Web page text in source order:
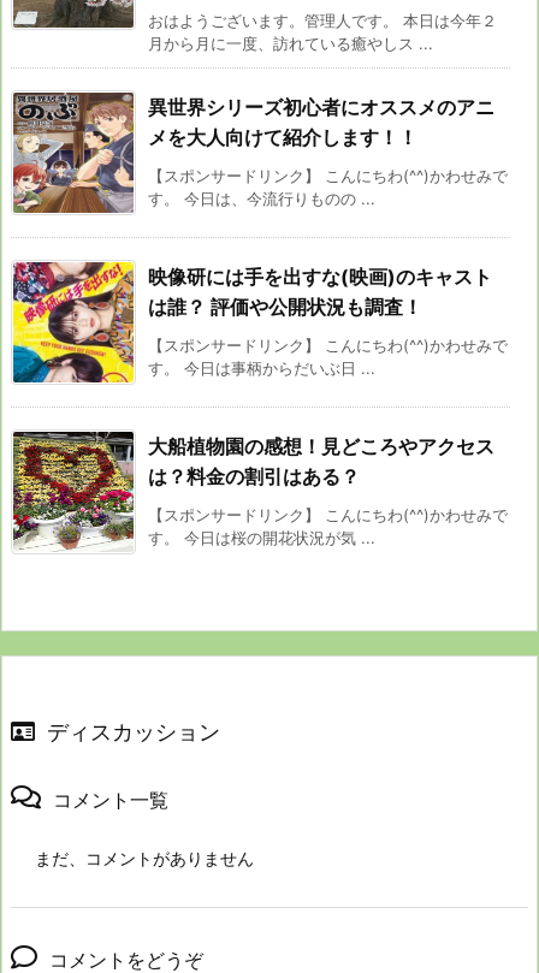
おはようございます。管理人です。 本日は今年２
月から月に一度、訪れている癒やしス ...
異世界シリーズ初心者にオススメのアニ
メを大人向けて紹介します！！
【スポンサードリンク】 こんにちわ(^^)かわせみで
す。 今日は、今流行りものの ...
映像研には手を出すな(映画)のキャスト
は誰？ 評価や公開状況も調査！
【スポンサードリンク】 こんにちわ(^^)かわせみで
す。 今日は事柄からだいぶ日 ...
大船植物園の感想！見どころやアクセス
は？料金の割引はある？
【スポンサードリンク】 こんにちわ(^^)かわせみで
す。 今日は桜の開花状況が気 ...
ディスカッション
コメント一覧
まだ、コメントがありません
コメントをどうぞ